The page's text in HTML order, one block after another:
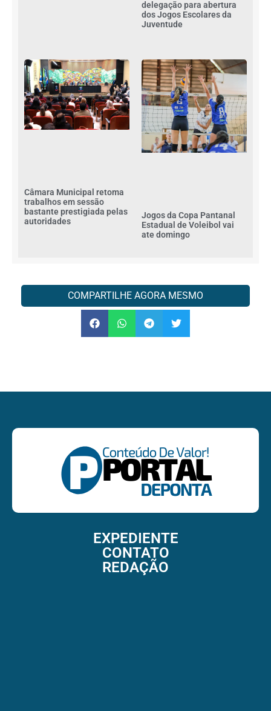
delegação para abertura
dos Jogos Escolares da
Juventude
Câmara Municipal retoma
trabalhos em sessão
bastante prestigiada pelas
autoridades
Jogos da Copa Pantanal
Estadual de Voleibol vai
ate domingo
COMPARTILHE AGORA MESMO
EXPEDIENTE
CONTATO
REDAÇÃO